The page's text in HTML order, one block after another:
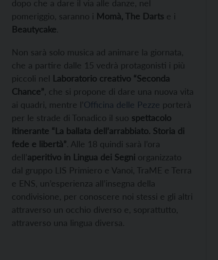
dopo che a dare il via alle danze, nel
pomeriggio, saranno i Momà, The Darts e i
Beautycake.
Non sarà solo musica ad animare la giornata,
che a partire dalle 15 vedrà protagonisti i più
piccoli nel Laboratorio creativo “Seconda
Chance” , che si propone di dare una nuova vita
ai quadri, mentre l’Officina delle Pezze porterà
per le strade di Tonadico il suo spettacolo
itinerante “La ballata dell’arrabbiato. Storia di
fede e libertà”. Alle 18 quindi sarà l’ora
dell’aperitivo in Lingua dei Segni organizzato
dal gruppo LIS Primiero e Vanoi, TraME e Terra
e ENS, un’esperienza all’insegna della
condivisione, per conoscere noi stessi e gli altri
attraverso un occhio diverso e, soprattutto,
attraverso una lingua diversa.